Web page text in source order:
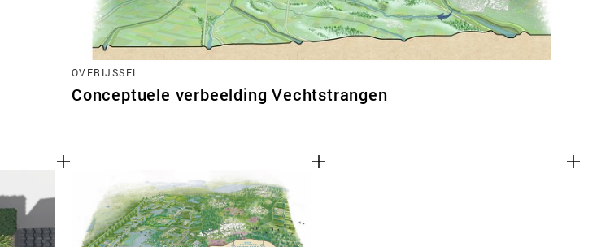
OVERIJSSEL
Conceptuele verbeelding Vechtstrangen